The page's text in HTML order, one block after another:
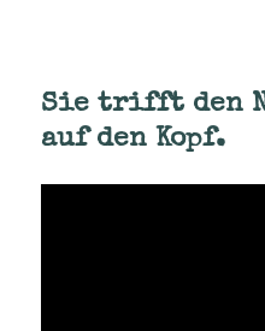
Sie trifft den
auf den Kopf.